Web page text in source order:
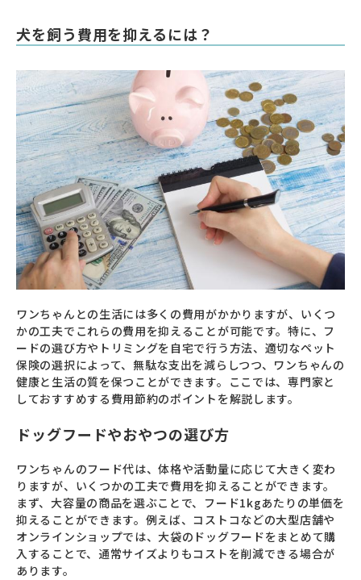
犬を飼う費用を抑えるには？
ワンちゃんとの生活には多くの費用がかかりますが、いくつ
かの工夫でこれらの費用を抑えることが可能です。特に、フ
ードの選び方やトリミングを自宅で行う方法、適切なペット
保険の選択によって、無駄な支出を減らしつつ、ワンちゃんの
健康と生活の質を保つことができます。ここでは、専門家と
しておすすめする費用節約のポイントを解説します。
ドッグフードやおやつの選び方
ワンちゃんのフード代は、体格や活動量に応じて大きく変わ
りますが、いくつかの工夫で費用を抑えることができます。
まず、大容量の商品を選ぶことで、フード1kgあたりの単価を
抑えることができます。例えば、コストコなどの大型店舗や
オンラインショップでは、大袋のドッグフードをまとめて購
入することで、通常サイズよりもコストを削減できる場合が
あります。